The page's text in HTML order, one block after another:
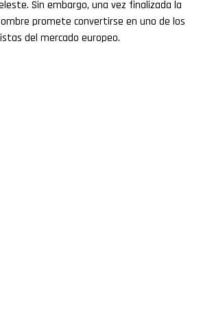
Sin embargo, una vez finalizada la
promete convertirse en uno de los
del mercado europeo.